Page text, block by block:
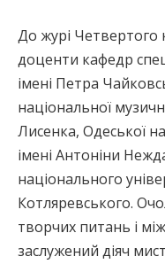
До журі Четвертого
доценти кафедр
імені Петра
національної
Лисенка, Одеської
імені Антоніни
національного
Котляревського.
творчих питань і
заслужений діяч